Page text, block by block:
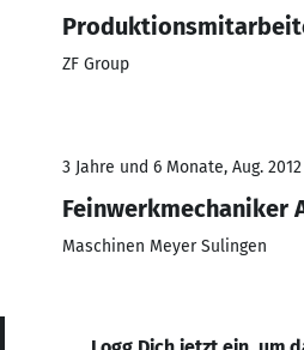
ZF Group
3 Jahre und 6 Monate, Aug.
Feinwerkmechaniker
Maschinen Meyer Sulingen